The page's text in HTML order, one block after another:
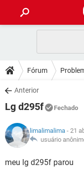
CELULAR
OUTLOOK
INSTAGRAM
GUIA DE COMPRAS
DICAS
JOGOS
INSTAGRAM
GUIA DE COMPRAS
DOWNLOADS
JOGOS
CELULAR
OUTLOOK
INSTAGRAM
FÓRUM
JOGOS
CELULAR
OUTLOOK
GLOSSÁRIO
JOGOS
Fórum
Anterior
Lg d295f Fechado
limalimalima - 21
usuário
meu lg d295f parou